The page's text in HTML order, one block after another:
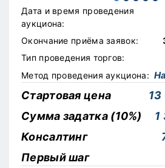
Дата и время проведения
аукциона:
Окончание приёма заявок:
Тип проведения торгов:
Метод проведения аукциона:
Стартовая цена
13
Сумма задатка (10%)
1
Консалтинг
Первый шаг